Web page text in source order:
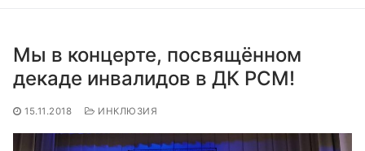
Мы в концерте, посвящённом
декаде инвалидов в ДК РСМ!
15.11.2018 ИНКЛЮЗИЯ